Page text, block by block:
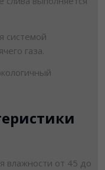
системой
газа.
влажности от 45 до